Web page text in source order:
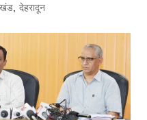
, देहरादून